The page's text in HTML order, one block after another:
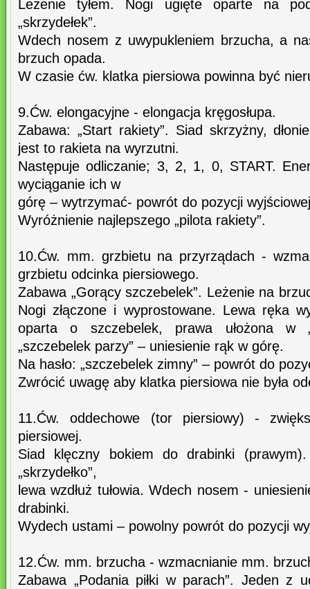
Leżenie tyłem. Nogi ugięte oparte na
„skrzydełek”.
Wdech nosem z uwypukleniem brzucha, a
brzuch opada.
W czasie ćw. klatka piersiowa powinna być
9.Ćw. elongacyjne - elongacja kręgosłupa.
Zabawa: „Start rakiety”. Siad skrzyżny,
jest to rakieta na wyrzutni.
Następuje odliczanie; 3, 2, 1, 0, START.
wyciąganie ich w
górę – wytrzymać- powrót do pozycji
Wyróżnienie najlepszego „pilota rakiety”.
10.Ćw. mm. grzbietu na przyrządach -
grzbietu odcinka piersiowego.
Zabawa „Gorący szczebelek”. Leżenie na
Nogi złączone i wyprostowane. Lewa ręka
oparta o szczebelek, prawa ułożona w
„szczebelek parzy” – uniesienie rąk w górę.
Na hasło: „szczebelek zimny” – powrót do
Zwrócić uwagę aby klatka piersiowa nie była
11.Ćw. oddechowe (tor piersiowy) -
piersiowej.
Siad klęczny bokiem do drabinki
„skrzydełko”,
lewa wzdłuż tułowia. Wdech nosem -
drabinki.
Wydech ustami – powolny powrót do pozycji
12.Ćw. mm. brzucha - wzmacnianie mm.
Zabawa „Podania piłki w parach”. Jeden z